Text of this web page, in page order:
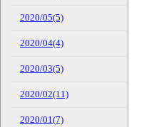
2020/05(5)
2020/04(4)
2020/03(5)
2020/02(11)
2020/01(7)